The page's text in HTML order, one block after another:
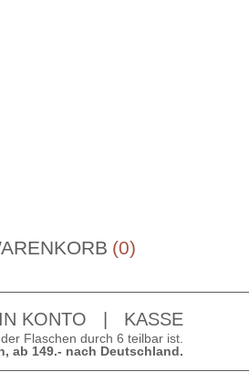
(0)
KONTO | KASSE
Flaschen durch 6 teilbar ist.
ab 149.- nach Deutschland.